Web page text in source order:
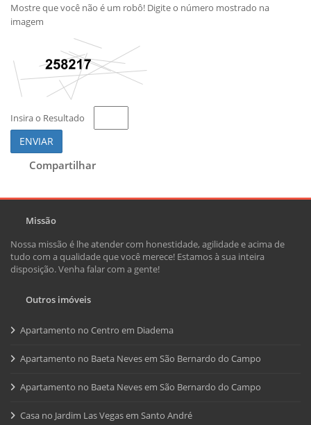
Mostre que você não é um robô! Digite o número mostrado na
imagem
Insira o Resultado
ENVIAR
Compartilhar
Missão
Nossa missão é lhe atender com honestidade, agilidade e acima de
tudo com a qualidade que você merece! Estamos à sua inteira
disposição. Venha falar com a gente!
Outros imóveis
Apartamento no Centro em Diadema
Apartamento no Baeta Neves em São Bernardo do Campo
Apartamento no Baeta Neves em São Bernardo do Campo
Casa no Jardim Las Vegas em Santo André